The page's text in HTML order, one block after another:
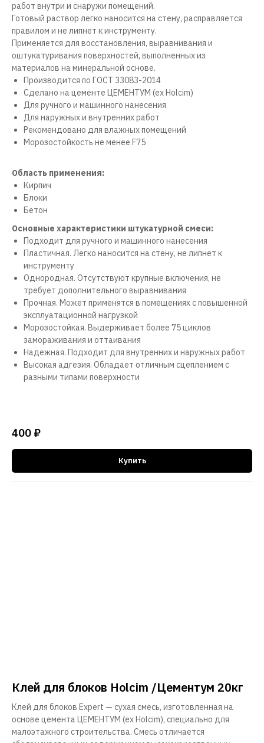
работ внутри и снаружи помещений.
Готовый раствор легко наносится на стену, расправляется
правилом и не липнет к инструменту.
Применяется для восстановления, выравнивания и
оштукатуривания поверхностей, выполненных из
материалов на минеральной основе.
Производится по ГОСТ 33083-2014
Сделано на цементе ЦЕМЕНТУМ (ex Holcim)
Для ручного и машинного нанесения
Для наружных и внутренних работ
Рекомендовано для влажных помещений
Морозостойкость не менее F75
Область применения:
Кирпич
Блоки
Бетон
Основные характеристики штукатурной смеси:
Подходит для ручного и машинного нанесения
Пластичная. Легко наносится на стену, не липнет к
инструменту
Однородная. Отсутствуют крупные включения, не
требует дополнительного выравнивания
Прочная. Может применятся в помещениях с повышенной
эксплуатационной нагрузкой
Морозостойкая. Выдерживает более 75 циклов
замораживания и оттаивания
Надежная. Подходит для внутренних и наружных работ
Высокая адгезия. Обладает отличным сцеплением с
разными типами поверхности
400 ₽
Купить
Клей для блоков Holcim /Цементум 20кг
Клей для блоков Expert — сухая смесь, изготовленная на
основе цемента ЦЕМЕНТУМ (ex Holcim), специально для
малоэтажного строительства. Смесь отличается